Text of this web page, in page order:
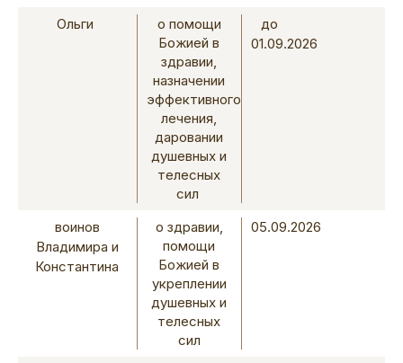
Ольги
о помощи
Божией в
здравии,
назначении
эффективного
лечения,
даровании
душевных и
телесных
сил
до
01.09.2026
воинов
Владимира и
Константина
о здравии,
помощи
Божией в
укреплении
душевных и
телесных
сил
05.09.2026